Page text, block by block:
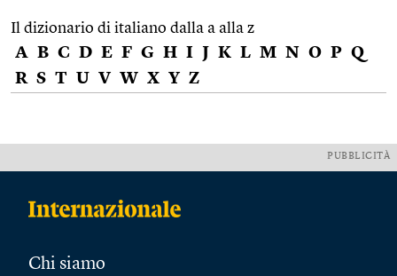
Il dizionario di italiano dalla a alla z
A B C D E F G H I J K L M N O P Q
R S T U V W X Y Z
PUBBLICITÀ
Chi siamo